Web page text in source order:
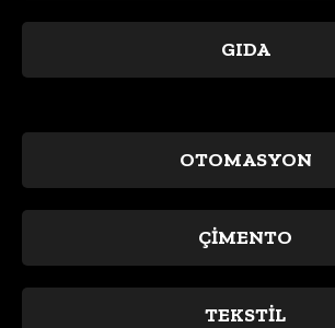
GIDA
OTOMASYON
ÇİMENTO
TEKSTİL